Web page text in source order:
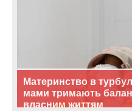
Материнство в
мами тримають
власним життям